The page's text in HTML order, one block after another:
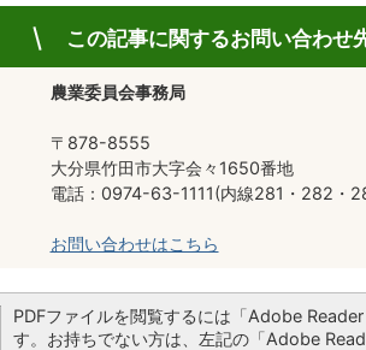
この記事に関するお問い合わせ
農業委員会事務局
〒878-8555
大分県竹田市大字会々1650番地
電話：0974-63-1111(内線281・282・
お問い合わせはこちら
PDFファイルを閲覧するには「Adobe
す。お持ちでない方は、左記の「Adobe